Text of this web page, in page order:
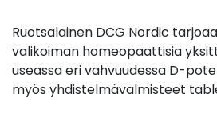
Ruotsalainen DCG Nordic
valikoiman homeopaattisia
useassa eri vahvuudessa D-
myös yhdistelmävalmisteet